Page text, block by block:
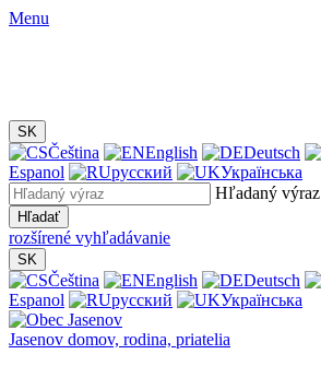
Menu
SK
Čeština English Deutsch
Espanol
русский
Українська
Hľadaný výraz
Hľadať
rozšírené vyhľadávanie
SK
Čeština English Deutsch
Espanol
русский Українська
Jasenov domov, rodina, priatelia